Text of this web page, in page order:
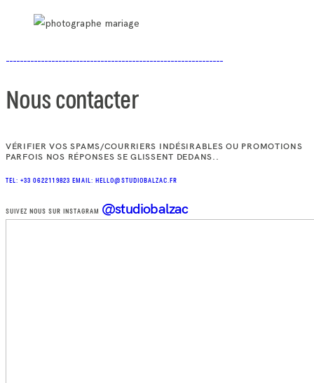
Nous contacter
VÉRIFIER VOS SPAMS/COURRIERS INDÉSIRABLES OU PROMOTIONS
PARFOIS NOS RÉPONSES SE GLISSENT DEDANS..
TEL: +33 0622119823 EMAIL: HELLO@STUDIOBALZAC.FR
SUIVEZ NOUS SUR INSTAGRAM @studiobalzac